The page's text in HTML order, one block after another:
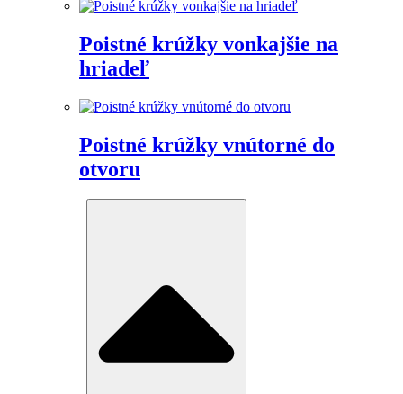
Poistné krúžky vonkajšie na
hriadeľ
Poistné krúžky vnútorné do
otvoru